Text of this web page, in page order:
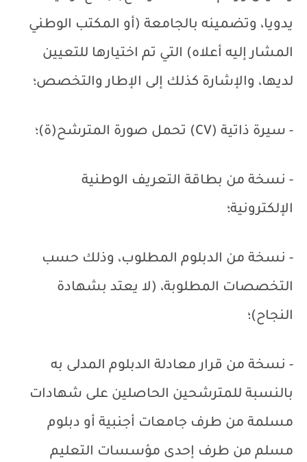
يدويا، وتضمينه بالجامعة (أو المكتب الوطني
المشار إليه أعلاه) التي تم اختيارها للتعيين
لديها، والإشارة كذلك إلى الإطار والتخصص؛
- سيرة ذاتية (CV) تحمل صورة المترشح(ة)؛
- نسخة من بطاقة التعريف الوطنية
الإلكترونية؛
- نسخة من الدبلوم المطلوب، وذلك حسب
التخصصات المطلوبة، (لا يعتد بشهادة
النجاح)؛
- نسخة من قرار معادلة الدبلوم المدلى به
بالنسبة للمترشحين الحاصلين على شهادات
مسلمة من طرف جامعات أجنبية أو دبلوم
مسلم من طرف إحدى مؤسسات التعليم